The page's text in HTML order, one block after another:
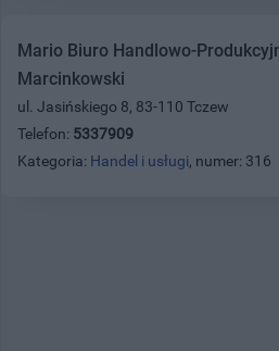
Mario Biuro Handlowo-
Marcinkowski
ul. Jasińskiego 8, 83-110 Tczew
Telefon: 5337909
Kategoria: Handel i usługi, numer: 316